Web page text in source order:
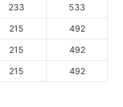
233 533
215 492
215 492
215 492